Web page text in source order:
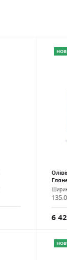
6